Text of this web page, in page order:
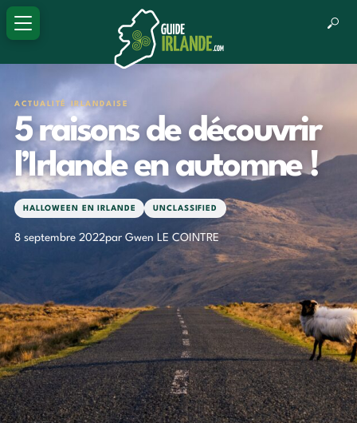
ACTUALITÉ IRLANDAISE
5 raisons de découvrir
l’Irlande en automne !
HALLOWEEN EN IRLANDE UNCLASSIFIED
8 septembre 2022par Gwen LE COINTRE